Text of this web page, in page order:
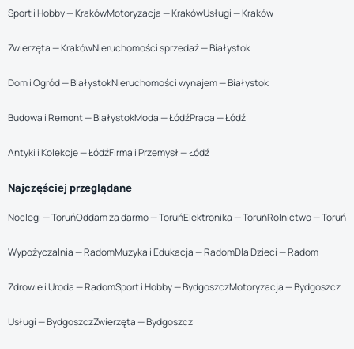
Sport i Hobby — KrakówMotoryzacja — KrakówUsługi — Kraków
Zwierzęta — KrakówNieruchomości sprzedaż — Białystok
Dom i Ogród — BiałystokNieruchomości wynajem — Białystok
Budowa i Remont — BiałystokModa — ŁódźPraca — Łódź
Antyki i Kolekcje — ŁódźFirma i Przemysł — Łódź
Najczęściej przeglądane
Noclegi — ToruńOddam za darmo — ToruńElektronika — ToruńRolnictwo — Toruń
Wypożyczalnia — RadomMuzyka i Edukacja — RadomDla Dzieci — Radom
Zdrowie i Uroda — RadomSport i Hobby — BydgoszczMotoryzacja — Bydgoszcz
Usługi — BydgoszczZwierzęta — Bydgoszcz